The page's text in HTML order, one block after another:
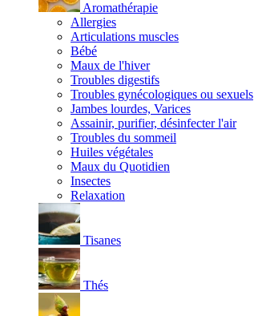
Aromathérapie
Allergies
Articulations muscles
Bébé
Maux de l'hiver
Troubles digestifs
Troubles gynécologiques ou sexuels
Jambes lourdes, Varices
Assainir, purifier, désinfecter l'air
Troubles du sommeil
Huiles végétales
Maux du Quotidien
Insectes
Relaxation
Tisanes
Thés